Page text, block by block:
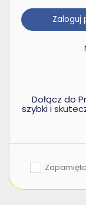
Zaloguj
Dołącz do
szybki i